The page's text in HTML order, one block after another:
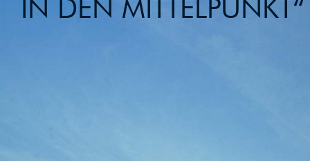
IN DEN MITTELPUNKT“